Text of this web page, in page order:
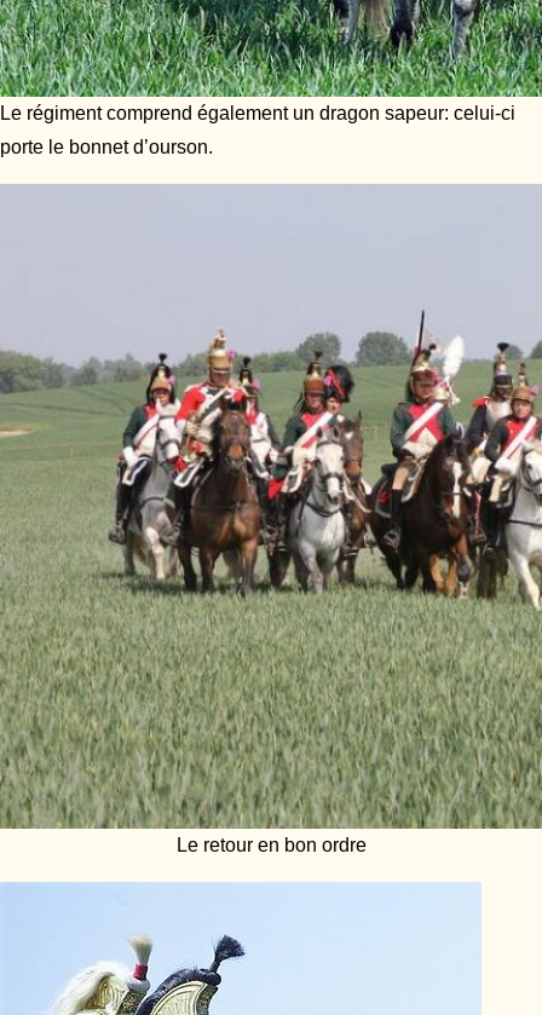
Le régiment comprend également un dragon sapeur: celui-ci
porte le bonnet d’ourson.
Le retour en bon ordre